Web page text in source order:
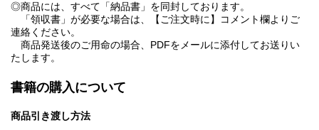
◎商品には、すべて「納品書」を同封しております。
「領収書」が必要な場合は、【ご注文時に】コメント欄よりご
連絡ください。
商品発送後のご用命の場合、PDFをメールに添付してお送りい
たします。
書籍の購入について
商品引き渡し方法